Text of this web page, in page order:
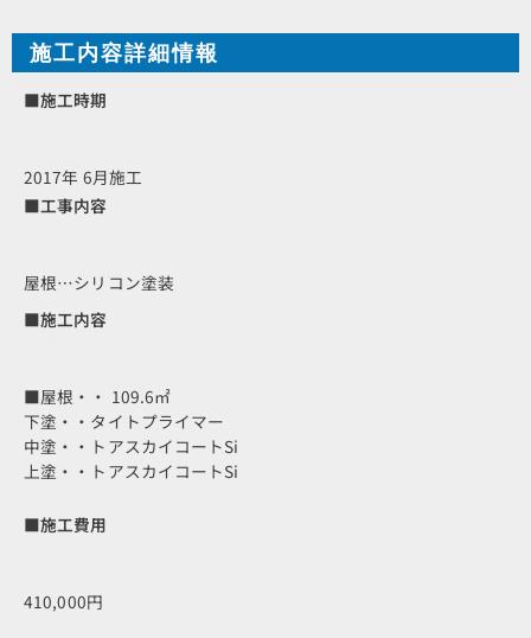
施工内容詳細情報
■施工時期
2017年 6月施工
■工事内容
屋根…シリコン塗装
■施工内容
■屋根・・ 109.6㎡
下塗・・タイトプライマー
中塗・・トアスカイコートSi
上塗・・トアスカイコートSi
■施工費用
410,000円